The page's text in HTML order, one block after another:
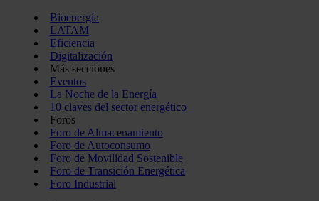
Bioenergía
LATAM
Eficiencia
Digitalización
Más secciones
Eventos
La Noche de la Energía
10 claves del sector energético
Foros
Foro de Almacenamiento
Foro de Autoconsumo
Foro de Movilidad Sostenible
Foro de Transición Energética
Foro Industrial